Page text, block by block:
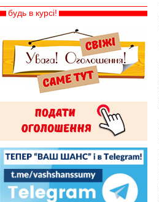
будь в курсі!